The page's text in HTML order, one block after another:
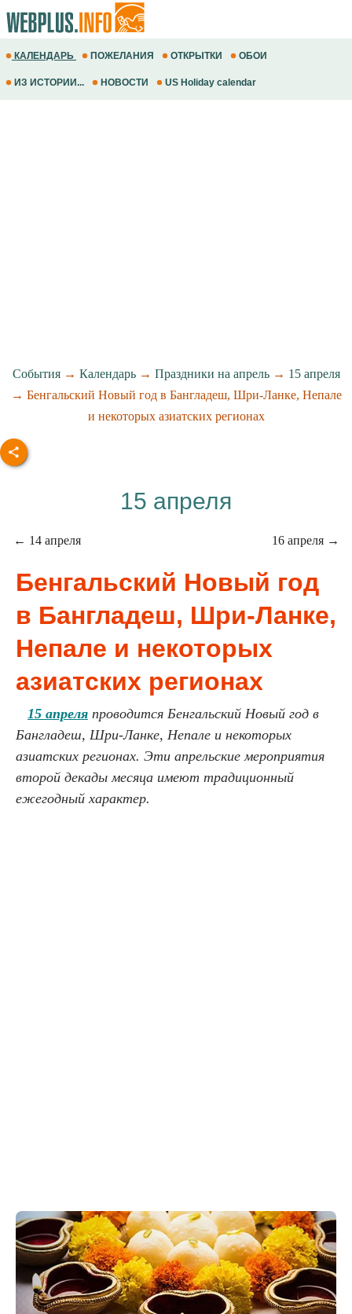
КАЛЕНДАРЬ ПОЖЕЛАНИЯ ОТКРЫТКИ ОБОИ
ИЗ ИСТОРИИ... НОВОСТИ US Holiday calendar
События→ Календарь→ Праздники на апрель→ 15 апреля
→ Бенгальский Новый год в Бангладеш, Шри-Ланке, Непале
и некоторых азиатских регионах
15 апреля
← 14 апреля 16 апреля →
Бенгальский Новый год
в Бангладеш, Шри-Ланке,
Непале и некоторых
азиатских регионах
15 апреля проводится Бенгальский Новый год в
Бангладеш, Шри-Ланке, Непале и некоторых
азиатских регионах. Эти апрельские мероприятия
второй декады месяца имеют традиционный
ежегодный характер.